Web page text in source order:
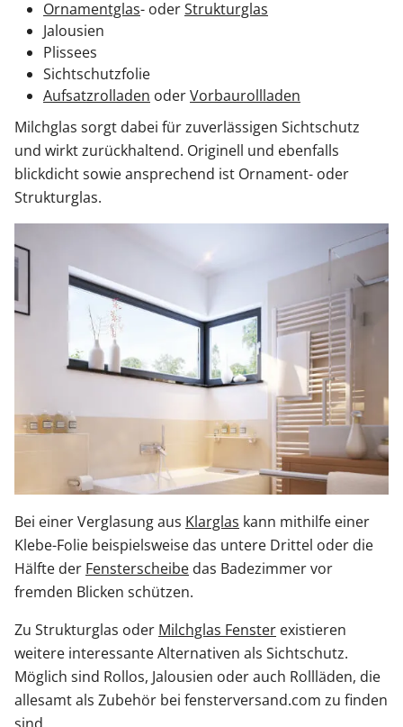
Ornamentglas- oderStrukturglas
Jalousien
Plissees
Sichtschutzfolie
Aufsatzrolladen oderVorbaurollladen
Milchglas sorgt dabei für zuverlässigen Sichtschutz
und wirkt zurückhaltend. Originell und ebenfalls
blickdicht sowie ansprechend ist Ornament- oder
Strukturglas.
Bei einer Verglasung aus Klarglas kann mithilfe einer
Klebe-Folie beispielsweise das untere Drittel oder die
Hälfte der Fensterscheibe das Badezimmer vor
fremden Blicken schützen.
Zu Strukturglas oder Milchglas Fenster existieren
weitere interessante Alternativen als Sichtschutz.
Möglich sind Rollos, Jalousien oder auch Rollläden, die
allesamt als Zubehör bei fensterversand.com zu finden